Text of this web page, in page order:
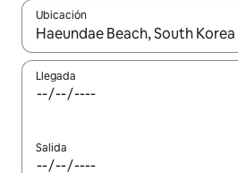
Ubicación
Cuando los resultados estén
Llegada
Salida